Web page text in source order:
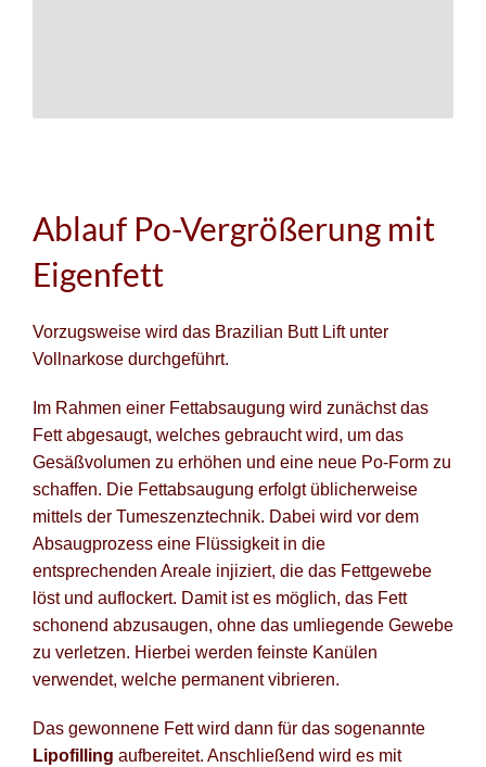
Ablauf Po-Vergrößerung mit
Eigenfett
Vorzugsweise wird das Brazilian Butt Lift unter
Vollnarkose durchgeführt.
Im Rahmen einer Fettabsaugung wird zunächst das
Fett abgesaugt, welches gebraucht wird, um das
Gesäßvolumen zu erhöhen und eine neue Po-Form zu
schaffen. Die Fettabsaugung erfolgt üblicherweise
mittels der Tumeszenztechnik. Dabei wird vor dem
Absaugprozess eine Flüssigkeit in die
entsprechenden Areale injiziert, die das Fettgewebe
löst und auflockert. Damit ist es möglich, das Fett
schonend abzusaugen, ohne das umliegende Gewebe
zu verletzen. Hierbei werden feinste Kanülen
verwendet, welche permanent vibrieren.
Das gewonnene Fett wird dann für das sogenannte
Lipofilling aufbereitet. Anschließend wird es mit